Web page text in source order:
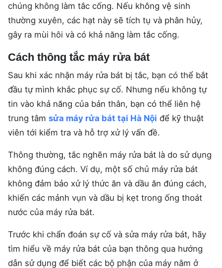
chúng không làm tắc cống. Nếu không vệ sinh
thường xuyên, các hạt này sẽ tích tụ và phân hủy,
gây ra mùi hôi và có khả năng làm tắc cống.
Cách thông tắc máy rửa bát
Sau khi xác nhận máy rửa bát bị tắc, bạn có thể bắt
đầu tự mình khắc phục sự cố. Nhưng nếu không tự
tin vào khả năng của bản thân, bạn có thể liên hệ
trung tâm sửa máy rửa bát tại Hà Nội để kỹ thuật
viên tới kiểm tra và hỗ trợ xử lý vấn đề.
Thông thường, tắc nghẽn máy rửa bát là do sử dụng
không đúng cách. Ví dụ, một số chủ máy rửa bát
không đảm bảo xử lý thức ăn và dầu ăn đúng cách,
khiến các mảnh vụn và dầu bị kẹt trong ống thoát
nước của máy rửa bát.
Trước khi chẩn đoán sự cố và sửa máy rửa bát, hãy
tìm hiểu về máy rửa bát của bạn thông qua hướng
dẫn sử dụng để biết các bộ phận của máy nằm ở